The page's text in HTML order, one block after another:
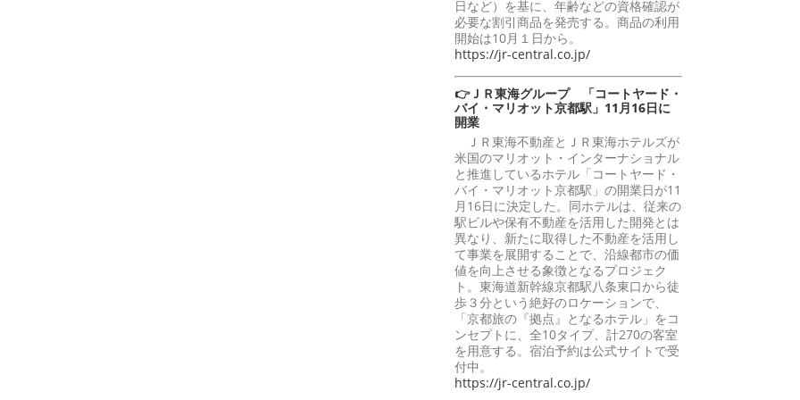
日など）を基に、年齢などの資格確認が
必要な割引商品を発売する。商品の利用
開始は10月１日から。
https://jr-central.co.jp/
👉ＪＲ東海グループ 「コートヤード・
バイ・マリオット京都駅」11月16日に
開業
ＪＲ東海不動産とＪＲ東海ホテルズが
米国のマリオット・インターナショナル
と推進しているホテル「コートヤード・
バイ・マリオット京都駅」の開業日が11
月16日に決定した。同ホテルは、従来の
駅ビルや保有不動産を活用した開発とは
異なり、新たに取得した不動産を活用し
て事業を展開することで、沿線都市の価
値を向上させる象徴となるプロジェク
ト。東海道新幹線京都駅八条東口から徒
歩３分という絶好のロケーションで、
「京都旅の『拠点』となるホテル」をコ
ンセプトに、全10タイプ、計270の客室
を用意する。宿泊予約は公式サイトで受
付中。
https://jr-central.co.jp/